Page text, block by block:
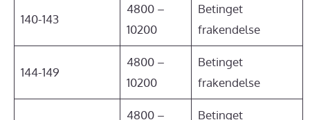
140-143
4800 –
10200
Betinget
frakendelse
144-149
4800 –
10200
Betinget
frakendelse
4800 –
Betinget